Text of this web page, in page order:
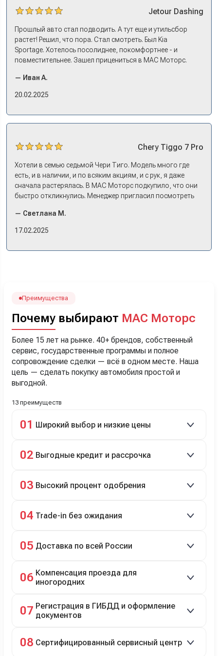
Jetour Dashing
Прошлый авто стал подводить. А тут еще и утильсбор
растет! Решил, что пора. Стал смотреть. Был Kia
Sportage. Хотелось посолиднее, покомфортнее - и
повместительнее. Зашел прицениться в МАС Моторс.
и прям мое! Даже не скажешь, что «китаец». Прям не
вылезая из него и порешали. Спортэйдж в трейд-ин
— Иван А.
20.02.2025
Chery Tiggo 7 Pro
Хотели в семью седьмой Чери Тиго. Модель много где
есть, и в наличии, и по всяким акциям, и с рук, я даже
сначала растерялась. В МАС Моторс подкупило, что они
быстро откликнулись. Менеджер пригласил посмотреть
примериться. Нам тут недалеко, пришли в салон - и в тот
же день купили машину! Неожиданно, но довольны! Все
менеджеру Сергею, профессионал своего дела!
— Светлана М.
17.02.2025
Преимущества
Почему выбирают МАС Моторс
Более 15 лет на рынке. 40+ брендов, собственный
сервис, государственные программы и полное
сопровождение сделки — всё в одном месте. Наша
цель — сделать покупку автомобиля простой и
выгодной.
13 преимуществ
01 Широкий выбор и низкие цены
подержанные авто.
02 Выгодные кредит и рассрочка
рассрочка 0% на 2 года при первом взносе 35–50%.
03 Высокий процент одобрения
04 Trade-in без ожидания
05 Доставка по всей России
06 Компенсация проезда для
иногородних
07 Регистрация в ГИБДД и оформление
документов
08 Сертифицированный сервисный центр